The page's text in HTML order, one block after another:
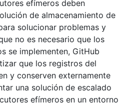
efímeros deben
de almacenamiento de
solucionar problemas y
no es necesario que los
se implementen, GitHub
que los registros del
y conserven externamente
una solución de escalado
efímeros en un entorno